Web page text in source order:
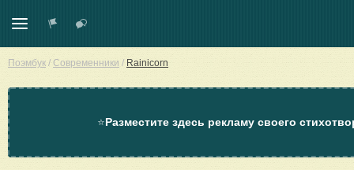
Поэмбук / Современники / Rainicorn
⭐Разместите здесь рекламу своего